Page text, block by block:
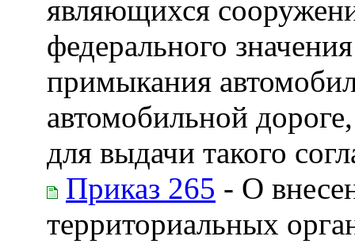
являющихся
федерального
примыкания
автомобильной
для выдачи такого
Приказ 265 - О
территориальных